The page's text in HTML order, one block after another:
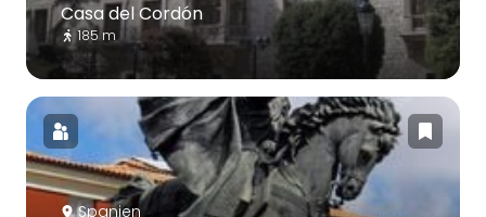
Casa del Cordón
185 m
Spanien